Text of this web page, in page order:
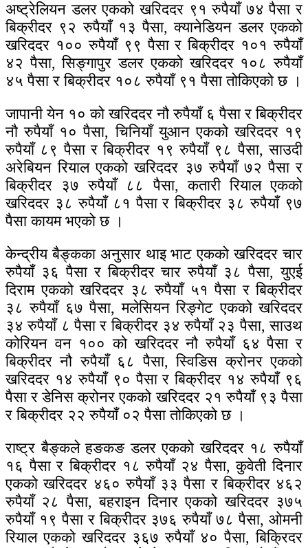
अष्ट्रेलियन डलर एकको खरिददर ९१ रुपैयाँ ७४ पैसा र
बिक्रीदर ९२ रुपैयाँ १३ पैसा, क्यानेडियन डलर एकको
खरिददर १०० रुपैयाँ ९९ पैसा र बिक्रीदर १०१ रुपैयाँ
४२ पैसा, सिङ्गापुर डलर एकको खरिददर १०८ रुपैयाँ
४५ पैसा र बिक्रीदर १०८ रुपैयाँ ९१ पैसा तोकिएको छ ।
जापानी येन १० को खरिददर नौ रुपैयाँ ६ पैसा र बिक्रीदर
नौ रुपैयाँ १० पैसा, चिनियाँ युआन एकको खरिददर १९
रुपैयाँ ८९ पैसा र बिक्रीदर १९ रुपैयाँ ९८ पैसा, साउदी
अरेबियन रियाल एकको खरिददर ३७ रुपैयाँ ७२ पैसा र
बिक्रीदर ३७ रुपैयाँ ८८ पैसा, कतारी रियाल एकको
खरिददर ३८ रुपैयाँ ८१ पैसा र बिक्रीदर ३८ रुपैयाँ ९७
पैसा कायम भएको छ ।
केन्द्रीय बैङ्कका अनुसार थाइ भाट एकको खरिददर चार
रुपैयाँ ३६ पैसा र बिक्रीदर चार रुपैयाँ ३८ पैसा, युएई
दिराम एकको खरिददर ३८ रुपैयाँ ५१ पैसा र बिक्रीदर
३८ रुपैयाँ ६७ पैसा, मलेसियन रिङ्गेट एकको खरिददर
३४ रुपैयाँ ८ पैसा र बिक्रीदर ३४ रुपैयाँ २३ पैसा, साउथ
कोरियन वन १०० को खरिददर नौ रुपैयाँ ६४ पैसा र
बिक्रीदर नौ रुपैयाँ ६८ पैसा, स्विडिस क्रोनर एकको
खरिददर १४ रुपैयाँ ९० पैसा र बिक्रीदर १४ रुपैयाँ ९६
पैसा र डेनिस क्रोनर एकको खरिददर २१ रुपैयाँ ९३ पैसा
र बिक्रीदर २२ रुपैयाँ ०२ पैसा तोकिएको छ ।
राष्ट्र बैङ्कले हङकङ डलर एकको खरिददर १८ रुपैयाँ
१६ पैसा र बिक्रीदर १८ रुपैयाँ २४ पैसा, कुवेती दिनार
एकको खरिददर ४६० रुपैयाँ ३३ पैसा र बिक्रीदर ४६२
रुपैयाँ २८ पैसा, बहराइन दिनार एकको खरिददर ३७५
रुपैयाँ १९ पैसा र बिक्रीदर ३७६ रुपैयाँ ७८ पैसा, ओमनी
रियाल एकको खरिददर ३६७ रुपैयाँ ४० पैसा, बिक्रिदर